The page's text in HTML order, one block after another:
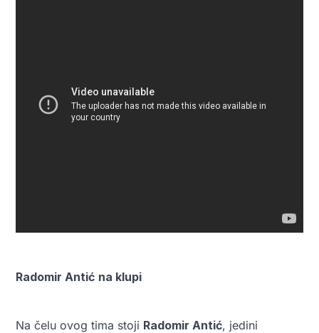
Radomir Antić na klupi
Na čelu ovog tima stoji Radomir Antić, jedini